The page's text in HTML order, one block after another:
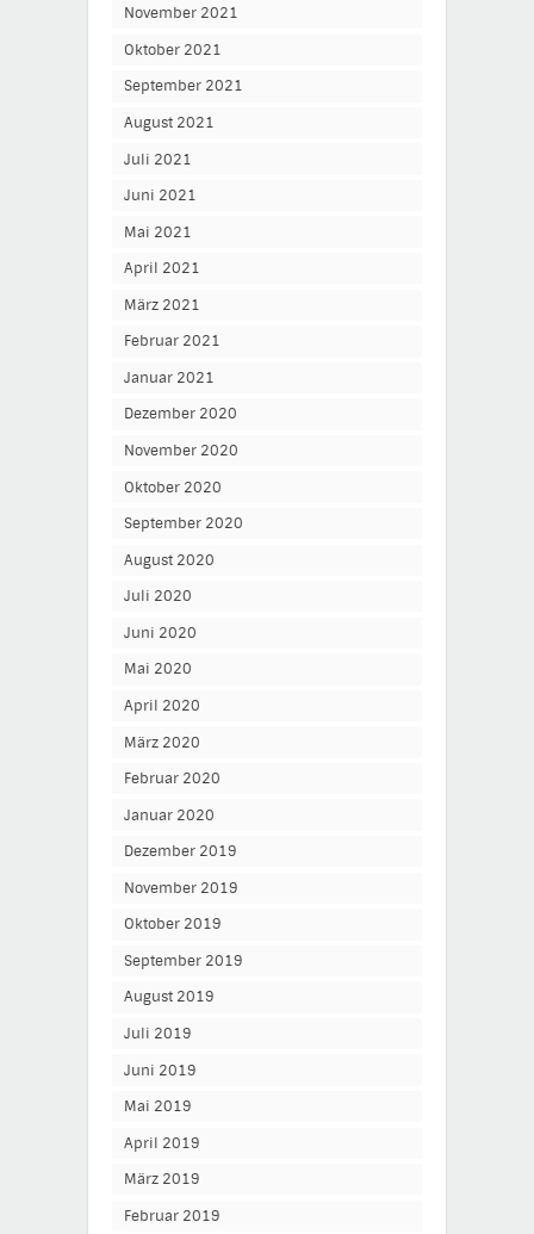
November 2021
Oktober 2021
September 2021
August 2021
Juli 2021
Juni 2021
Mai 2021
April 2021
März 2021
Februar 2021
Januar 2021
Dezember 2020
November 2020
Oktober 2020
September 2020
August 2020
Juli 2020
Juni 2020
Mai 2020
April 2020
März 2020
Februar 2020
Januar 2020
Dezember 2019
November 2019
Oktober 2019
September 2019
August 2019
Juli 2019
Juni 2019
Mai 2019
April 2019
März 2019
Februar 2019